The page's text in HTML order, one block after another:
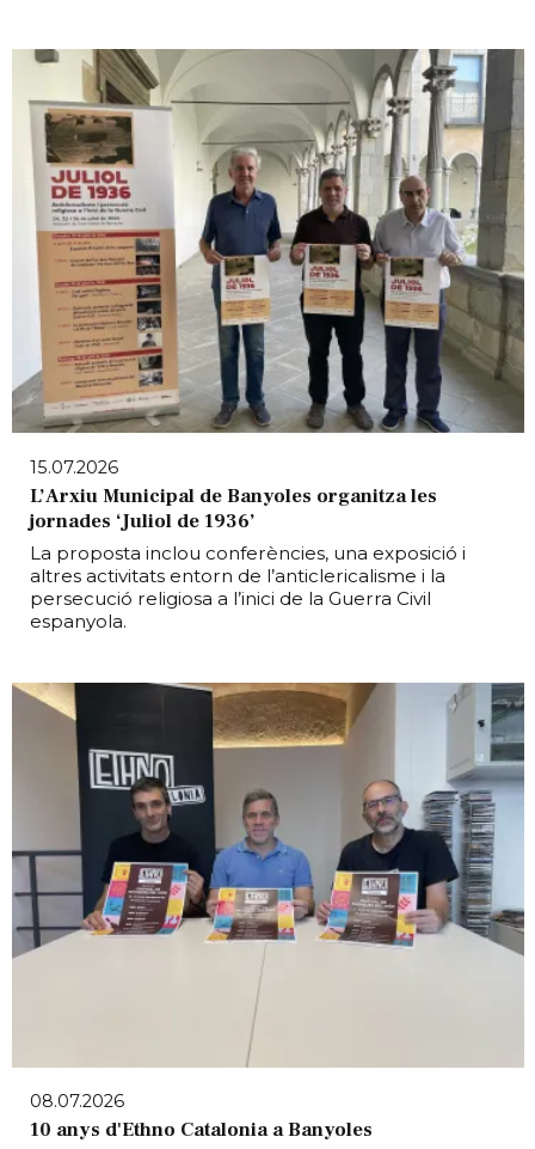
15.07.2026
L’Arxiu Municipal de Banyoles organitza les
jornades ‘Juliol de 1936’
La proposta inclou conferències, una exposició i
altres activitats entorn de l’anticlericalisme i la
persecució religiosa a l’inici de la Guerra Civil
espanyola.
08.07.2026
10 anys d'Ethno Catalonia a Banyoles